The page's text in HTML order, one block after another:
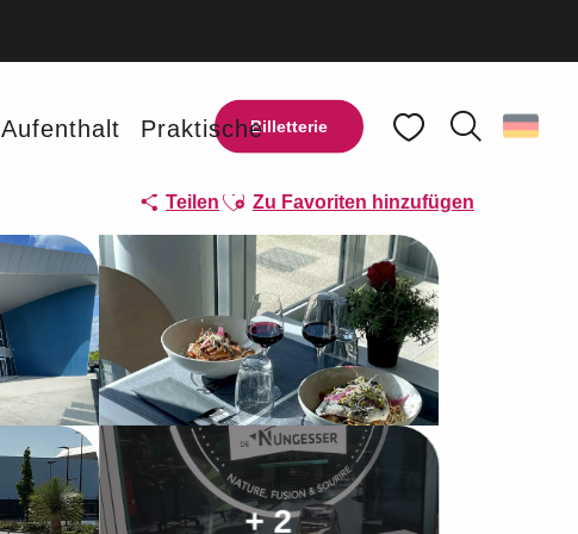
Billetterie
Aufenthalt Praktische
Teilen Ajouter aux favoris
Zu Favoriten hinzufügen
+ 2